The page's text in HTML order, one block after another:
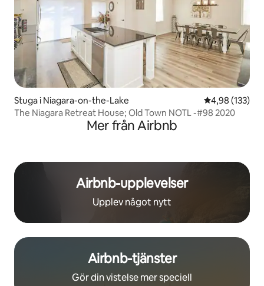
Stuga i Niagara-on-the-Lake 4,98 av 5 i
4,98 (133)
The Niagara Retreat House; Old Town NOTL -#98 2020
Mer från Airbnb
Airbnb-upplevelser
Upplev något nytt
Airbnb-tjänster
Gör din vistelse mer speciell